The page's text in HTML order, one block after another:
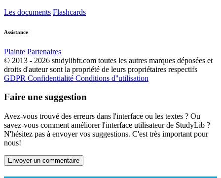
Les documents Flashcards
Assistance
Plainte Partenaires
© 2013 - 2026 studylibfr.com toutes les autres marques déposées et
droits d'auteur sont la propriété de leurs propriétaires respectifs
GDPR Confidentialité Conditions d''utilisation
Faire une suggestion
Avez-vous trouvé des erreurs dans l'interface ou les textes ? Ou
savez-vous comment améliorer l'interface utilisateur de StudyLib ?
N'hésitez pas à envoyer vos suggestions. C'est très important pour
nous!
Envoyer un commentaire